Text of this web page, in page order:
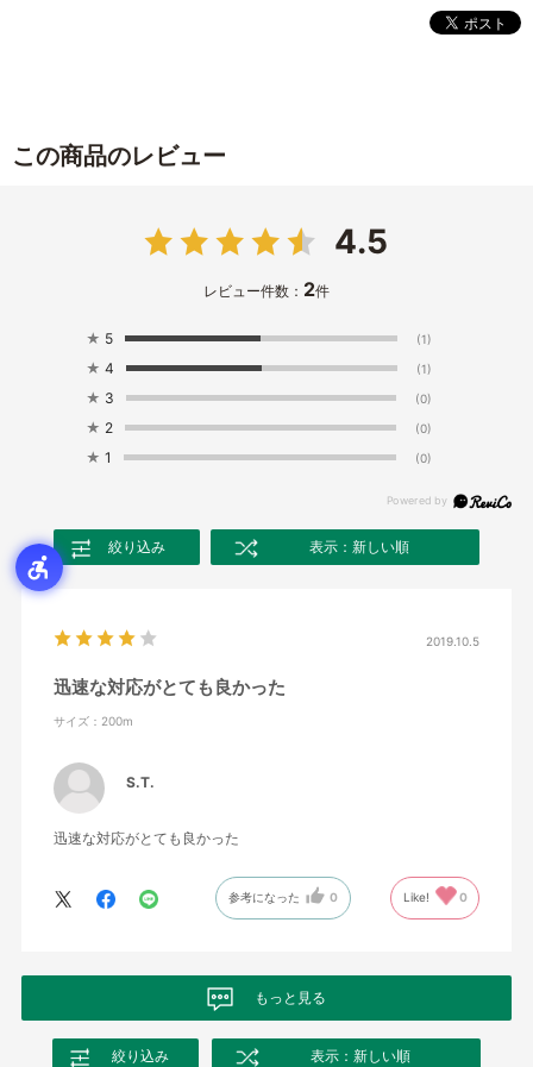
この商品のレビュー
4.5
レビュー件数： 2件
★ 5 (1)
★ 4 (1)
★ 3 (0)
★ 2 (0)
★ 1 (0)
絞り込み 表示：新しい順
2019.10.5
迅速な対応がとても良かった
サイズ：200m
S.T.
迅速な対応がとても良かった
参考になった 0 Like! 0
もっと見る
絞り込み 表示：新しい順